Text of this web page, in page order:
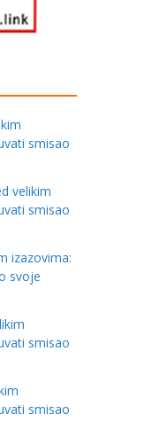
smisao
velikim
smisao
izazovima:
svoje
smisao
smisao